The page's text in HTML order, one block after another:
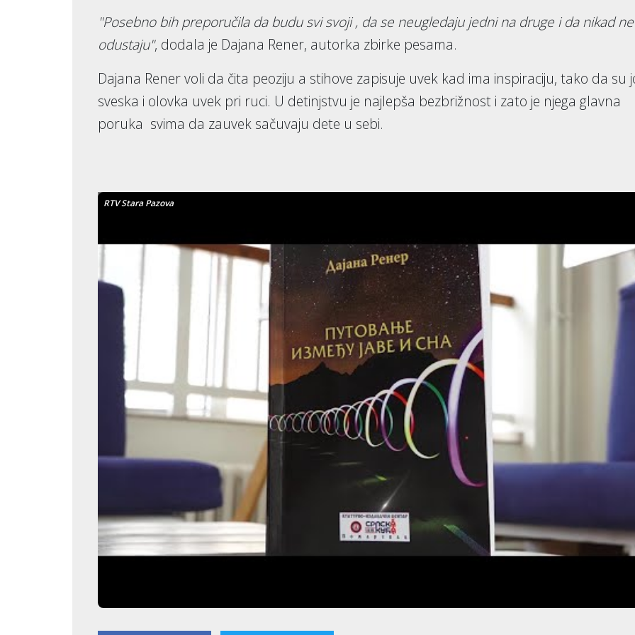
"Posebno bih preporučila da budu svi svoji , da se neugledaju jedni na druge i da nikad ne
odustaju", dodala je Dajana Rener, autorka zbirke pesama.
Dajana Rener voli da čita peoziju a stihove zapisuje uvek kad ima inspiraciju, tako da su
sveska i olovka uvek pri ruci. U detinjstvu je najlepša bezbrižnost i zato je njega glavna
poruka svima da zauvek sačuvaju dete u sebi.
RTV Stara Pazova